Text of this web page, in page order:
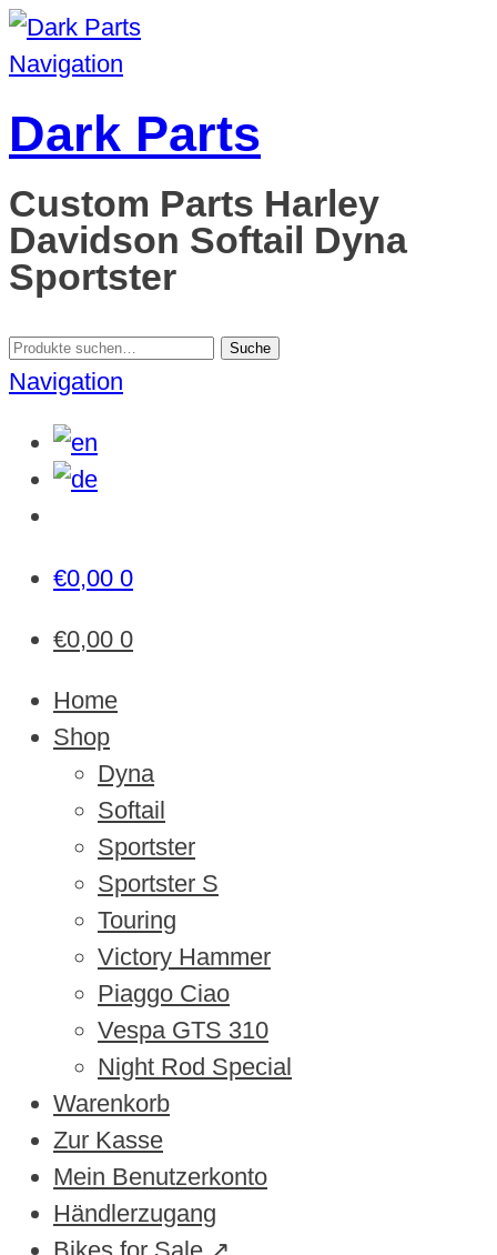
Navigation
Dark Parts
Custom Parts Harley
Davidson Softail Dyna
Sportster
Suche
nach:
Suche
Navigation
€0,00 0
€0,00 0
Home
Shop
Dyna
Softail
Sportster
Sportster S
Touring
Victory Hammer
Piaggo Ciao
Vespa GTS 310
Night Rod Special
Warenkorb
Zur Kasse
Mein Benutzerkonto
Händlerzugang